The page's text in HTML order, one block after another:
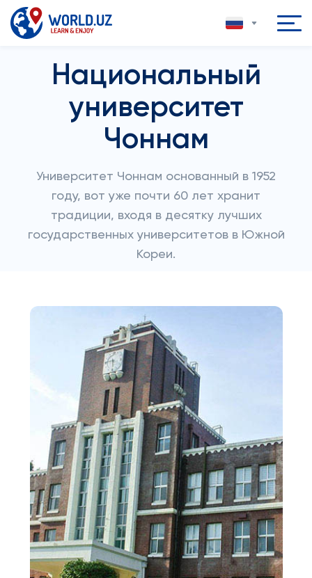
Национальный
университет
Чоннам
Университет Чоннам основанный в 1952
году, вот уже почти 60 лет хранит
традиции, входя в десятку лучших
государственных университетов в Южной
Кореи.